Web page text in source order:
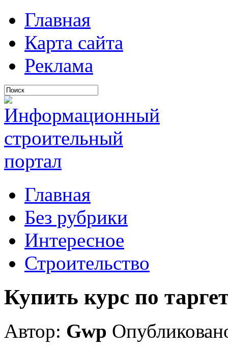
Главная
Карта сайта
Реклама
Главная
Без рубрики
Интересное
Строительство
Купить курс по
Автор: Gwp